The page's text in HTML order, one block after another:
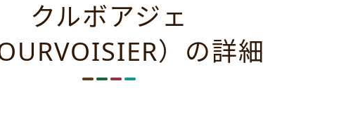
クルボアジェ
）の詳細